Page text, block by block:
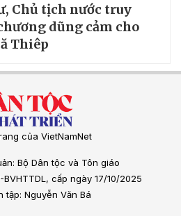
Chủ tịch nước truy
dũng cảm cho
Thiêp
của VietNamNet
Bộ Dân tộc và Tôn giáo
BVHTTDL, cấp ngày 17/10/2025
tập: Nguyễn Văn Bá